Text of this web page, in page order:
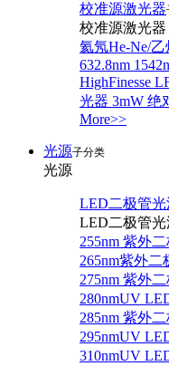
校准源激光器
校准源激光器
氦氖He-Ne/
632.8nm
HighFinesse
光器 3mW 绝
More>>
光源子分类
光源
LED二极管光
LED二极管光
255nm 紫外
265nm紫外二
275nm 紫外
280nmUV
285nm 紫外
295nmUV
310nmUV